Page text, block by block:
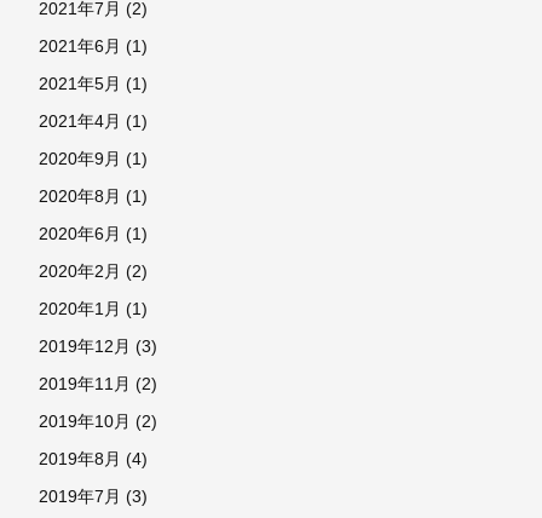
2021年7月 (2)
2021年6月 (1)
2021年5月 (1)
2021年4月 (1)
2020年9月 (1)
2020年8月 (1)
2020年6月 (1)
2020年2月 (2)
2020年1月 (1)
2019年12月 (3)
2019年11月 (2)
2019年10月 (2)
2019年8月 (4)
2019年7月 (3)